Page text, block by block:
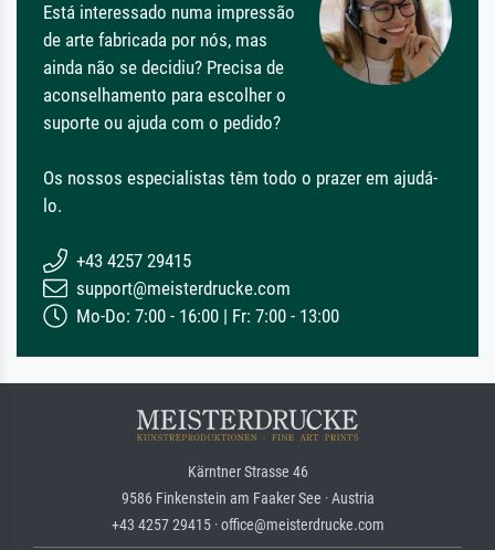
Está interessado numa impressão
de arte fabricada por nós, mas
ainda não se decidiu? Precisa de
aconselhamento para escolher o
suporte ou ajuda com o pedido?
Os nossos especialistas têm todo o prazer em ajudá-
lo.
+43 4257 29415
support@meisterdrucke.com
Mo-Do: 7:00 - 16:00 | Fr: 7:00 - 13:00
Kärntner Strasse 46
9586 Finkenstein am Faaker See · Austria
+43 4257 29415 · office@meisterdrucke.com